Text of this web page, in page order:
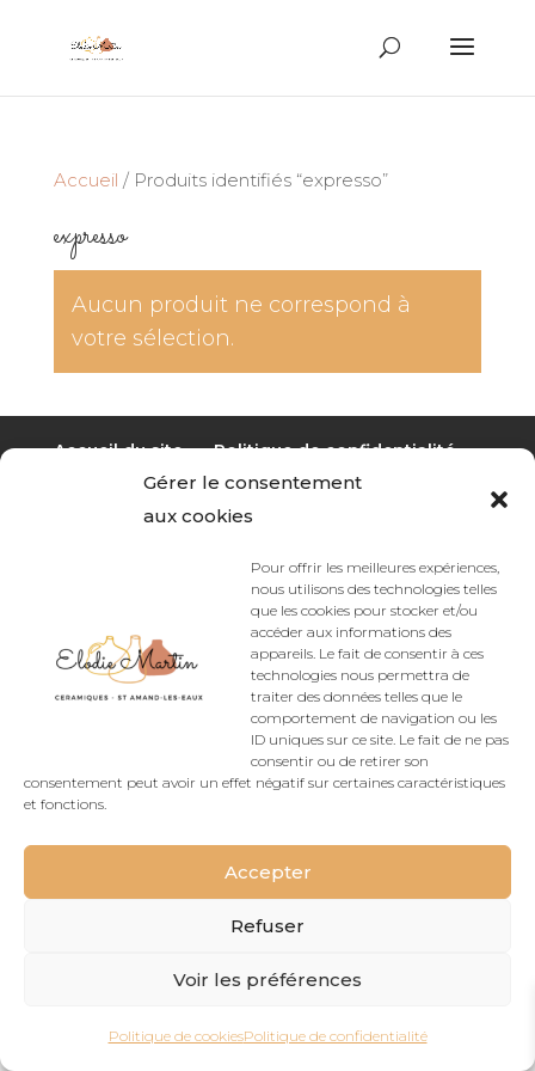
Gérer le consentement
aux cookies
Pour offrir les meilleures expériences,
nous utilisons des technologies telles
que les cookies pour stocker et/ou
accéder aux informations des
appareils. Le fait de consentir à ces
technologies nous permettra de
traiter des données telles que le
comportement de navigation ou les
ID uniques sur ce site. Le fait de ne pas
consentir ou de retirer son
consentement peut avoir un effet négatif sur certaines caractéristiques
et fonctions.
Accepter
Refuser
Voir les préférences
Politique de cookiesPolitique de confidentialité
produits
Accueil / Produits identifiés “expresso”
expresso
Aucun produit ne correspond à
votre sélection.
Accueil du site
Politique de confidentialité
Mentions légales
Politique de cookies (UE)
Conçu ParElegant Themes| Propulsé Par
WordPress